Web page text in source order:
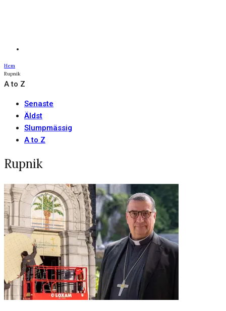
Hem
Rupnik
A to Z
Senaste
Äldst
Slumpmässig
A to Z
Rupnik